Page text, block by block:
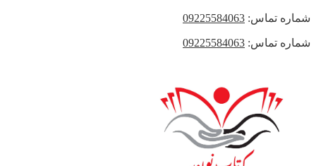
شماره تماس: 09225584063
شماره تماس: 09225584063